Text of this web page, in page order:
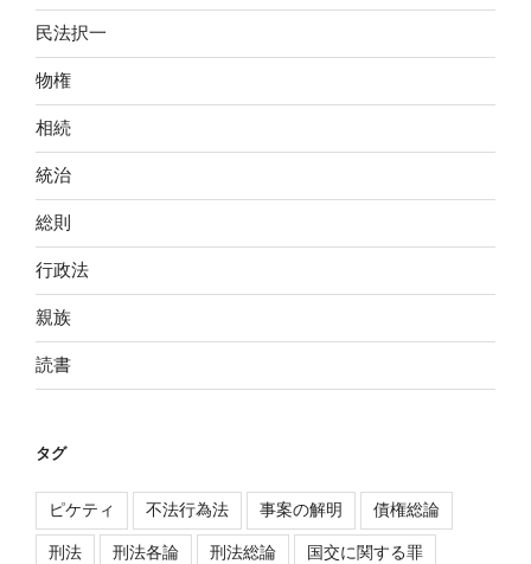
民法択一
物権
相続
統治
総則
行政法
親族
読書
タグ
ピケティ 不法行為法 事案の解明 債権総論
刑法 刑法各論 刑法総論 国交に関する罪